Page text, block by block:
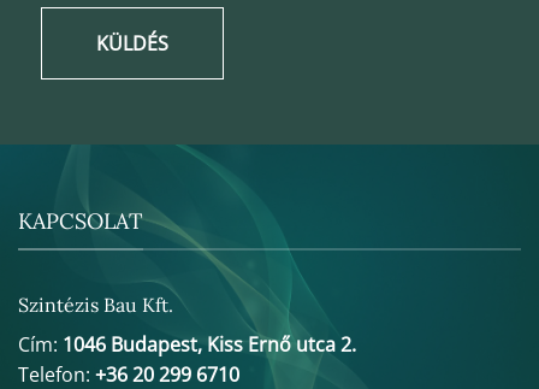
KÜLDÉS
KAPCSOLAT
Szintézis Bau Kft.
Cím: 1046 Budapest, Kiss Ernő utca 2.
Telefon: +36 20 299 6710